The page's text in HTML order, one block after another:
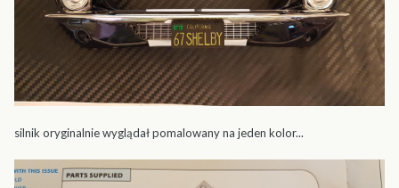
silnik oryginalnie wyglądał pomalowany na jeden kolor...